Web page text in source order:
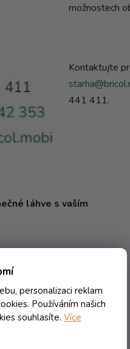
personalizaci reklam
Používáním našich
souhlasíte. Více
možnostech
Kontaktujte
441 411.
láhve s vaším
DALŠÍ ČLÁNEK